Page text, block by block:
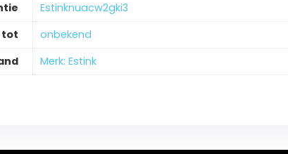
‎Estinknuacw2gki3
tot
‎onbekend
Merk: Estink